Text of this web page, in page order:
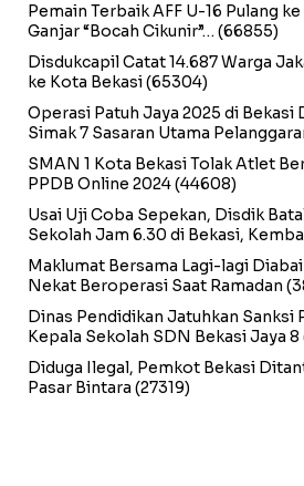
Pemain Terbaik AFF U-16 Pulang
Ganjar “Bocah Cikunir”… (66855)
Disdukcapil Catat 14.687 Warga
ke Kota Bekasi(65304)
Operasi Patuh Jaya 2025 di Bekasi
Simak 7 Sasaran Utama
SMAN 1 Kota Bekasi Tolak Atlet
PPDB Online 2024(44608)
Usai Uji Coba Sepekan, Disdik
Sekolah Jam 6.30 di Bekasi,
Maklumat Bersama Lagi-lagi
Nekat Beroperasi Saat Ramadan
Dinas Pendidikan Jatuhkan Sanksi
Kepala Sekolah SDN Bekasi Jaya 8
Diduga Ilegal, Pemkot Bekasi
Pasar Bintara (27319)